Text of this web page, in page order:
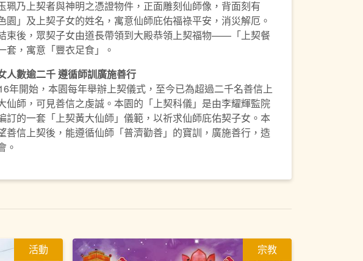
珮乃上契者與神明之憑證物件，正面雕刻仙師像，背面刻有
園」及上契子女的姓名，寓意仙師庇佑福祿平安，消災解厄。
束後，眾契子女由道長帶領到大殿恭領上契福物——「上契餐
套，寓意「豐衣足食」。
人數逾二千遵循師訓廣施善行
年開始，本園每年舉辦上契儀式，至今已為超過二千名善信上
仙師，可見善信之虔誠。本園的「上契科儀」是由李耀輝監院
訂的一套「上契黃大仙師」儀範，以祈求仙師庇佑契子女。本
善信上契後，能遵循仙師「普濟勸善」的寶訓，廣施善行，造
。
活動 宗教